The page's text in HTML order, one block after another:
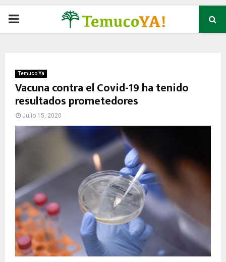
P
M
A
R
M
E
Temuco Ya
Vacuna contra el Covid-19 ha tenido
resultados prometedores
Julio 15, 2020